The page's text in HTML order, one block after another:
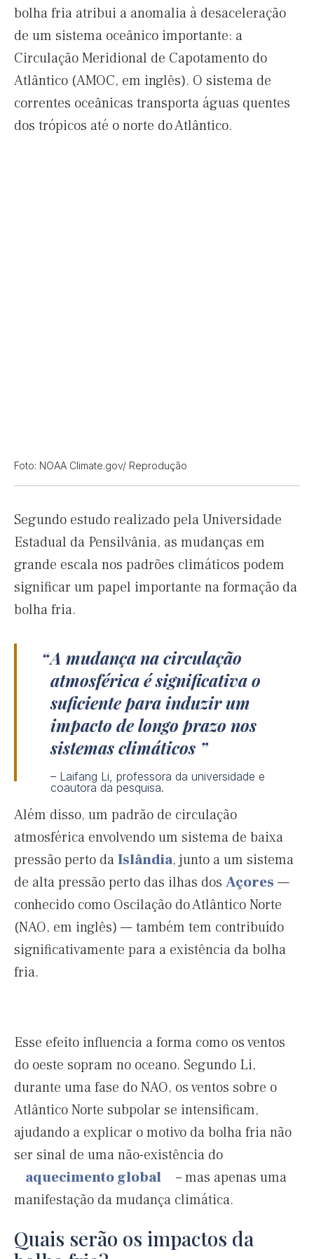
bolha fria atribui a anomalia à desaceleração
de um sistema oceânico importante: a
Circulação Meridional de Capotamento do
Atlântico (AMOC, em inglês). O sistema de
correntes oceânicas transporta águas quentes
dos trópicos até o norte do Atlântico.
Foto: NOAA Climate.gov/ Reprodução
Segundo estudo realizado pela Universidade
Estadual da Pensilvânia, as mudanças em
grande escala nos padrões climáticos podem
significar um papel importante na formação da
bolha fria.
A mudança na circulação
atmosférica é significativa o
suficiente para induzir um
impacto de longo prazo nos
sistemas climáticos
– Laifang Li, professora da universidade e
coautora da pesquisa.
Além disso, um padrão de circulação
atmosférica envolvendo um sistema de baixa
pressão perto daIslândia, junto a um sistema
de alta pressão perto das ilhas dos Açores —
conhecido como Oscilação do Atlântico Norte
(NAO, em inglês) — também tem contribuído
significativamente para a existência da bolha
fria.
Esse efeito influencia a forma como os ventos
do oeste sopram no oceano. Segundo Li,
durante uma fase do NAO, os ventos sobre o
Atlântico Norte subpolar se intensificam,
ajudando a explicar o motivo da bolha fria não
ser sinal de uma não-existência do
aquecimento global
– mas apenas uma
manifestação da mudança climática.
Quais serão os impactos da